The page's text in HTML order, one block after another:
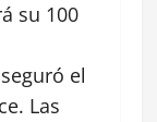
su 100
el
Las